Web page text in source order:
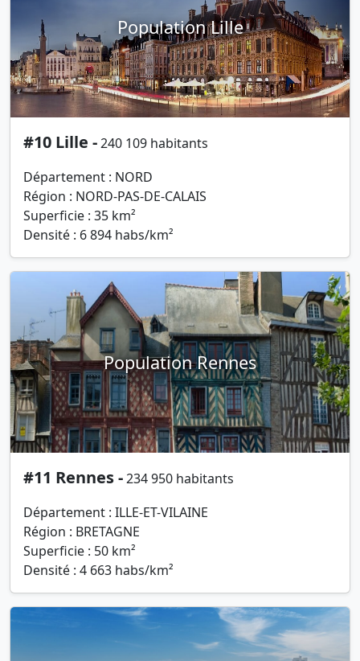
Population Lille
#10 Lille -240 109 habitants
Département : NORD
Région : NORD-PAS-DE-CALAIS
Superficie : 35 km²
Densité : 6 894 habs/km²
Population Rennes
#11 Rennes -234 950 habitants
Département : ILLE-ET-VILAINE
Région : BRETAGNE
Superficie : 50 km²
Densité : 4 663 habs/km²